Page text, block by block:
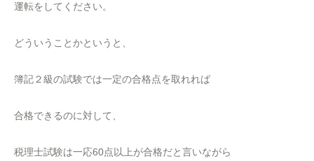
運転をしてください。
どういうことかというと、
簿記２級の試験では一定の合格点を取れれば
合格できるのに対して、
税理士試験は一応60点以上が合格だと言いながら